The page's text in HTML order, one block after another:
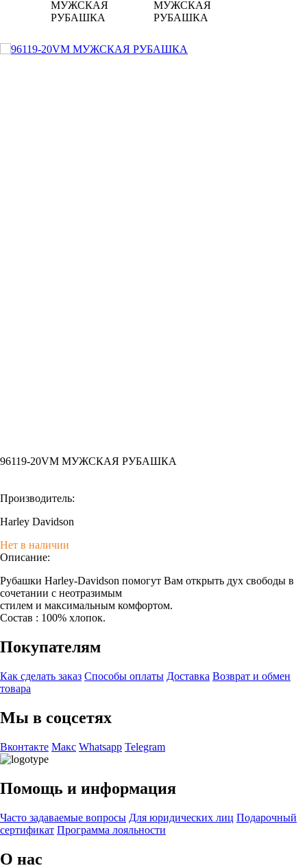
96119-20VM МУЖСКАЯ РУБАШКА
Производитель:
Harley Davidson
Нет в наличии
Описание:
Рубашки Harley-Davidson помогут Вам открыть дух свободы в
сочетании с неотразимым
стилем и максимальным комфортом.
Состав : 100% хлопок.
Покупателям
Как сделать заказ Способы оплаты Доставка Возврат и обмен
товара
Мы в соцсетях
Вконтакте Макс Whatsapp Telegram
Помощь и информация
Часто задаваемые вопросы Для юридических лиц Подарочный
сертификат Программа лояльности
О нас